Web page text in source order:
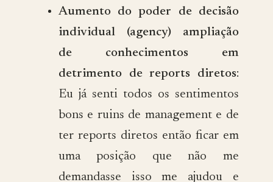
Aumento do poder de decisão
individual (agency) ampliação
de conhecimentos em
detrimento de reports diretos:
Eu já senti todos os sentimentos
bons e ruins de management e de
ter reports diretos então ficar em
uma posição que não me
demandasse isso me ajudou e